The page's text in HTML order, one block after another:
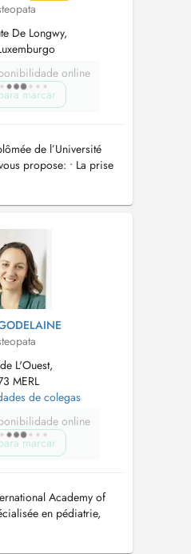
De Longwy,
online
marcar
de l’Université
propose: • La prise
générale
personnes
femmes en post-
ostéopathique p...
L'Ouest,
MERL
de colegas
online
marcar
Academy of
en pédiatrie,
Je prends en charge
sportive, ainsi que les